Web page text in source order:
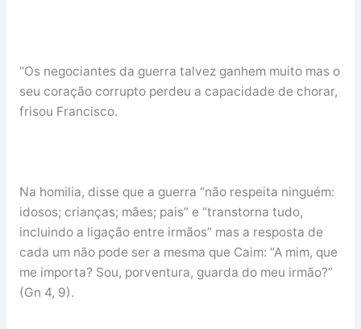
“Os negociantes da guerra talvez ganhem muito mas o
seu coração corrupto perdeu a capacidade de chorar,
frisou Francisco.
Na homilia, disse que a guerra “não respeita ninguém:
idosos; crianças; mães; pais” e “transtorna tudo,
incluindo a ligação entre irmãos” mas a resposta de
cada um não pode ser a mesma que Caim: “A mim, que
me importa? Sou, porventura, guarda do meu irmão?”
(Gn 4, 9).